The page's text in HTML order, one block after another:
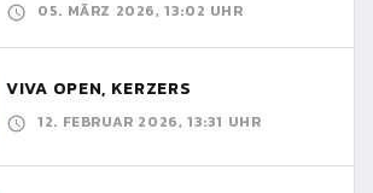
05. MÄRZ 2026, 13:02 UHR
VIVA OPEN, KERZERS
12. FEBRUAR 2026, 13:31 UHR